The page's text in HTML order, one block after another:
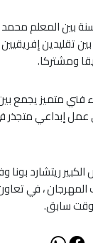
بين المعلم محمد
تقليدين
ومشتركا.
فني متميز يجمع
إبداعي متجذر
ريتشارد بونا
، في تعاون
وقت سابق.